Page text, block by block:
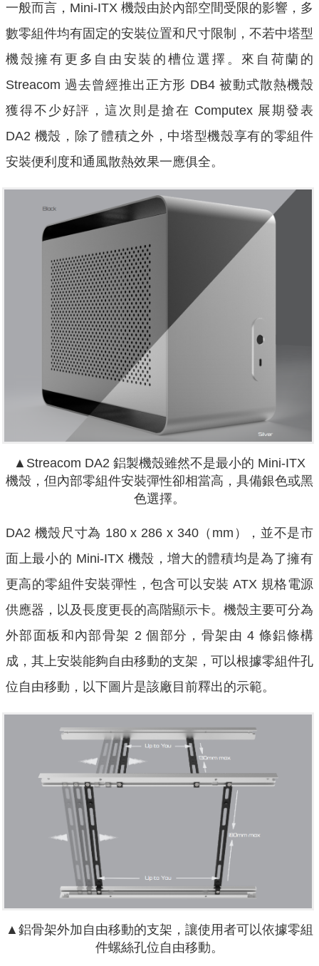
一般而言，Mini-ITX 機殼由於內部空間受限的影響，多
數零組件均有固定的安裝位置和尺寸限制，不若中塔型
機殼擁有更多自由安裝的槽位選擇。來自荷蘭的
Streacom 過去曾經推出正方形 DB4 被動式散熱機殼
獲得不少好評，這次則是搶在 Computex 展期發表
DA2 機殼，除了體積之外，中塔型機殼享有的零組件
安裝便利度和通風散熱效果一應俱全。
▲Streacom DA2 鋁製機殼雖然不是最小的 Mini-ITX
機殼，但內部零組件安裝彈性卻相當高，具備銀色或黑
色選擇。
DA2 機殼尺寸為 180 x 286 x 340（mm），並不是市
面上最小的 Mini-ITX 機殼，增大的體積均是為了擁有
更高的零組件安裝彈性，包含可以安裝 ATX 規格電源
供應器，以及長度更長的高階顯示卡。機殼主要可分為
外部面板和內部骨架 2 個部分，骨架由 4 條鋁條構
成，其上安裝能夠自由移動的支架，可以根據零組件孔
位自由移動，以下圖片是該廠目前釋出的示範。
▲鋁骨架外加自由移動的支架，讓使用者可以依據零組
件螺絲孔位自由移動。